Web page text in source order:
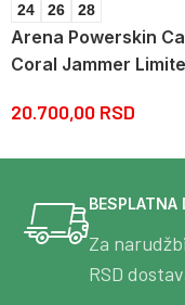
24 26 28
Arena Powerskin
Coral Jammer
20.700,00 RSD
BESPLATNA
Za
RSD